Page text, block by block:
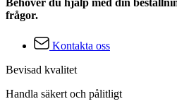
Behöver du hjälp med din
frågor.
Kontakta oss
Bevisad kvalitet
Handla säkert och pålitligt